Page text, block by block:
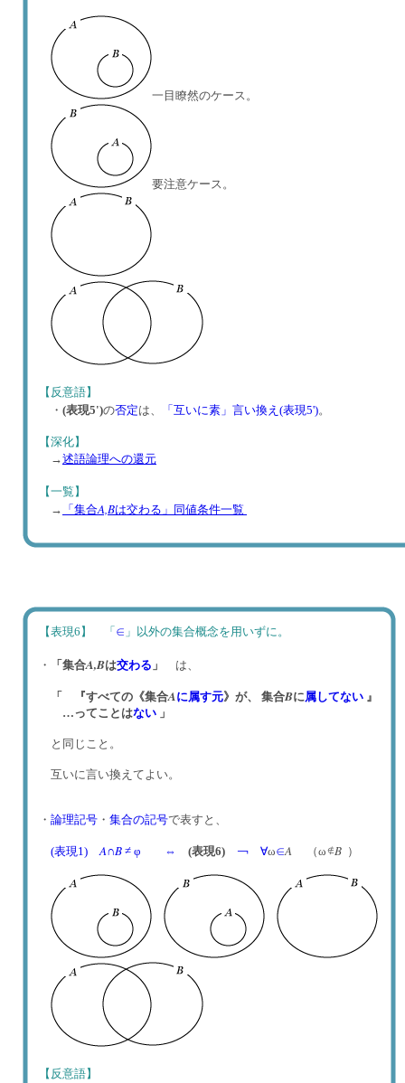
一目瞭然のケース。
要注意ケース。
【反意語】
・ (表現5')の否定は、 「互いに素」言い換え(表現5')。
【深化】
→述語論理への還元
【一覧】
→ 「集合A,Bは交わる」同値条件一覧
【表現6】 「 ∈ 」以外の集合概念を用いずに。
・ 「集合A,Bは交わる 」 は、
「 『すべての《集合Aに属す元》が、 集合Bに 属してない 』
…ってことはない 」
と同じこと。
互いに言い換えてよい。
・ 論理記号 ・ 集合の記号で表すと、
(表現1) A∩B ≠ φ ⇔ (表現6) ￢ ∀ω∈A （ω B ）
【反意語】